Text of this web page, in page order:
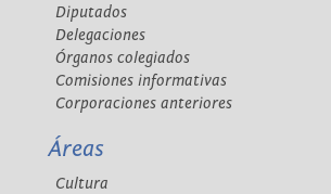
Diputados
Delegaciones
Órganos colegiados
Comisiones informativas
Corporaciones anteriores
Áreas
Cultura